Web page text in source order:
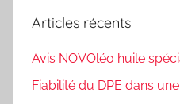
Articles récents
Avis NOVOléo huile
Fiabilité du DPE dans